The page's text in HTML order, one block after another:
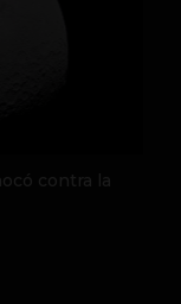
contra la